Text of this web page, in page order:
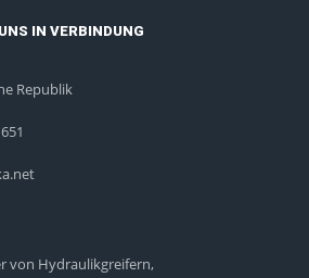
IN VERBINDUNG
Republik
von Hydraulikgreifern,